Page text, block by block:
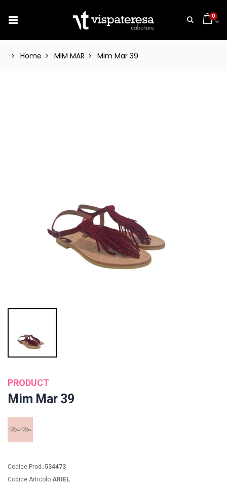
0
Home MIM MAR Mim Mar 39
PRODUCT
Mim Mar 39
Codice Prod.:534473
Codice Articolo:ARIEL